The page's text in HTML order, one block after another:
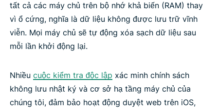
tất cả các máy chủ trên bộ nhớ khả biến (RAM) thay
vì ổ cứng, nghĩa là dữ liệu không được lưu trữ vĩnh
viễn. Mọi máy chủ sẽ tự động xóa sạch dữ liệu sau
mỗi lần khởi động lại.
Nhiều cuộc kiểm tra độc lập xác minh chính sách
không lưu nhật ký và cơ sở hạ tầng máy chủ của
chúng tôi, đảm bảo hoạt động duyệt web trên iOS,